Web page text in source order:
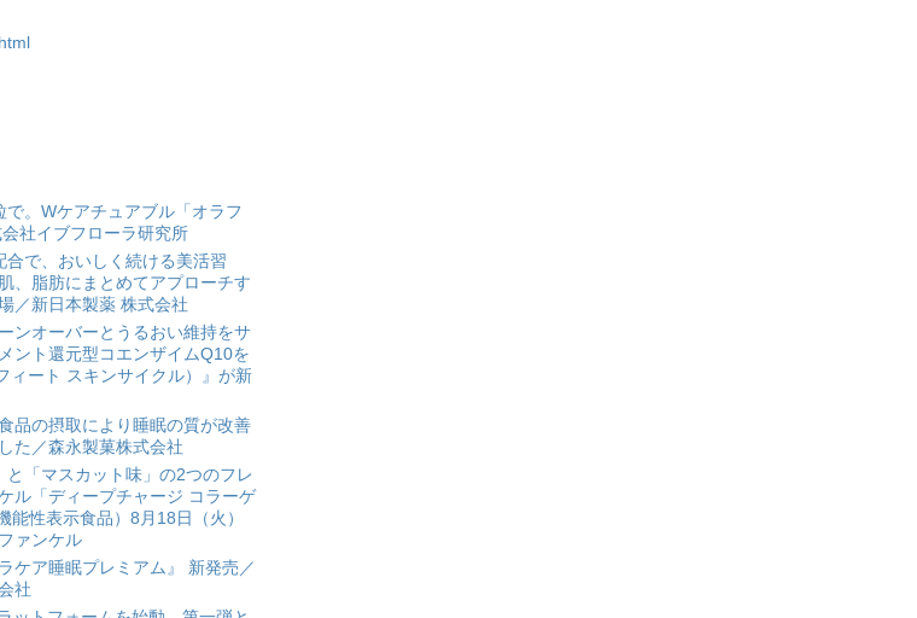
。Wケアチュアブル「オラフ
社イブフローラ研究所
で、おいしく続ける美活習
、脂肪にまとめてアプローチす
／新日本製薬 株式会社
ンオーバーとうるおい維持をサ
ント還元型コエンザイムQ10を
ィート スキンサイクル）』が新
品の摂取により睡眠の質が改善
た／森永製菓株式会社
「マスカット味」の2つのフレ
ル「ディープチャージ コラーゲ
能性表示食品）8月18日（火）
ァンケル
ケア睡眠プレミアム』 新発売／
社